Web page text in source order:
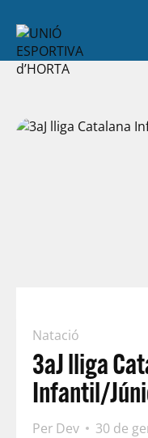
Natació
3aJ lliga
Infantil/
Per Dev
30 de